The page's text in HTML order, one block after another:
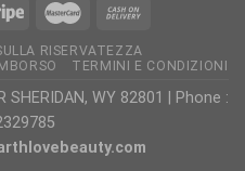
RISERVATEZZA
TERMINI E CONDIZIONI
SHERIDAN, WY 82801 | Phone :